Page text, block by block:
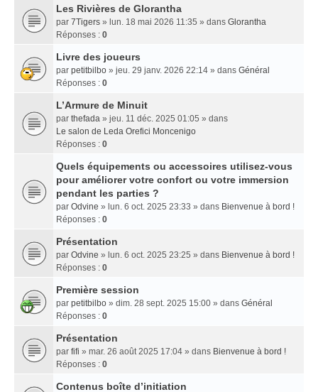
Les Rivières de Glorantha
par 7Tigers » lun. 18 mai 2026 11:35 » dans Glorantha
Réponses : 0
Livre des joueurs
par petitbilbo » jeu. 29 janv. 2026 22:14 » dans Général
Réponses : 0
L’Armure de Minuit
par thefada » jeu. 11 déc. 2025 01:05 » dans
Le salon de Leda Orefici Moncenigo
Réponses : 0
Quels équipements ou accessoires utilisez-vous
pour améliorer votre confort ou votre immersion
pendant les parties ?
par Odvine » lun. 6 oct. 2025 23:33 » dans Bienvenue à bord !
Réponses : 0
Présentation
par Odvine » lun. 6 oct. 2025 23:25 » dans Bienvenue à bord !
Réponses : 0
Première session
par petitbilbo » dim. 28 sept. 2025 15:00 » dans Général
Réponses : 0
Présentation
par fifi » mar. 26 août 2025 17:04 » dans Bienvenue à bord !
Réponses : 0
Contenus boîte d’initiation